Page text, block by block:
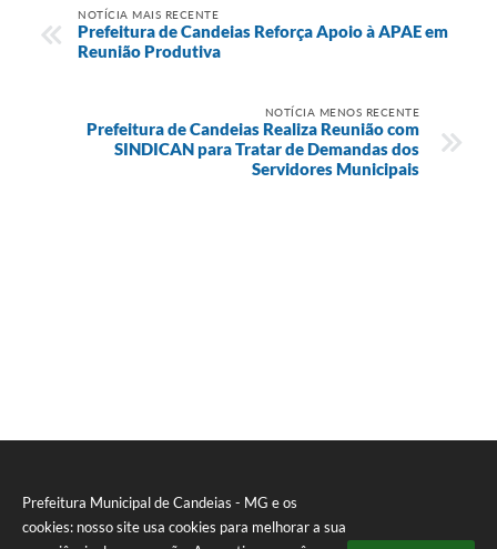
Prefeitura Municipal de Candeias - MG e os
cookies: nosso site usa cookies para melhorar a sua
NOTÍCIA MAIS RECENTE
Prefeitura de Candeias Reforça Apoio à APAE em
Reunião Produtiva
NOTÍCIA MENOS RECENTE
Prefeitura de Candeias Realiza Reunião com
SINDICAN para Tratar de Demandas dos
Servidores Municipais